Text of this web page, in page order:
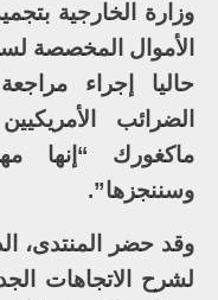
الأموال المخصصة
حاليا إجراء
الضرائب
ماكغورك “إنها
وسننجزها”.
وقد حضر المنتدى،
لشرح الاتجاهات